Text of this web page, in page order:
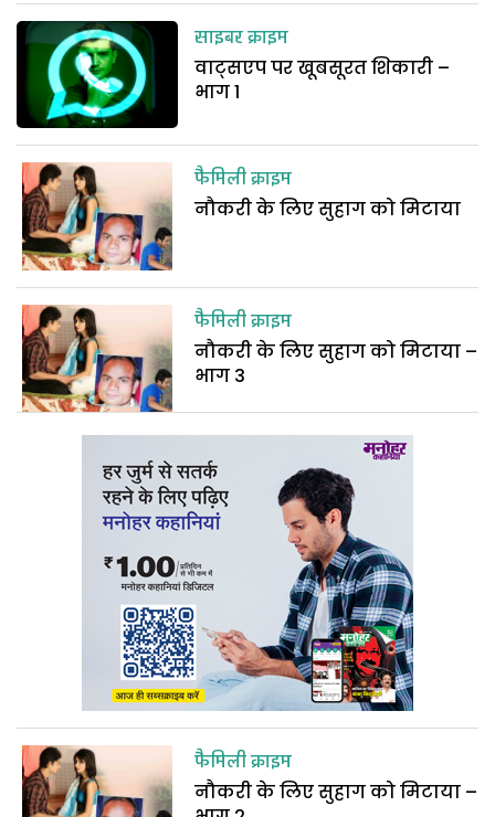
साइबर क्राइम
वाट्सएप पर खूबसूरत शिकारी –
भाग 1
फैमिली क्राइम
नौकरी के लिए सुहाग को मिटाया
फैमिली क्राइम
नौकरी के लिए सुहाग को मिटाया –
भाग 3
फैमिली क्राइम
नौकरी के लिए सुहाग को मिटाया –